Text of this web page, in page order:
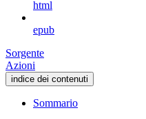
html
epub
Sorgente
Azioni
indice dei contenuti
Sommario